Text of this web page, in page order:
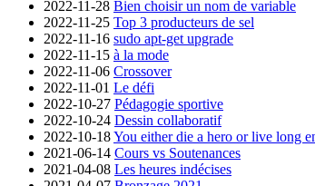
2022-11-28 Bien choisir un nom de variable
2022-11-25 Top 3 producteurs de sel
2022-11-16 sudo apt-get upgrade
2022-11-15 à la mode
2022-11-06 Crossover
2022-11-01 Le défi
2022-10-27 Pédagogie sportive
2022-10-24 Dessin collaboratif
2022-10-18You either die a hero or live long
2021-06-14 Cours vs Soutenances
2021-04-08 Les heures indécises